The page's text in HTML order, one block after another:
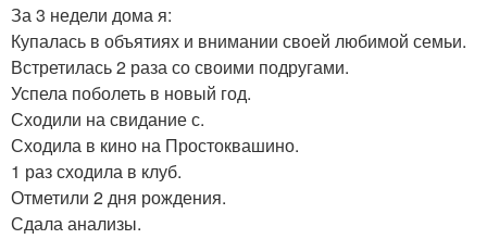
За 3 недели дома я:
Купалась в объятиях и внимании своей любимой семьи.
Встретилась 2 раза со своими подругами.
Успела поболеть в новый год.
Сходили на свидание с.
Сходила в кино на Простоквашино.
1 раз сходила в клуб.
Отметили 2 дня рождения.
Сдала анализы.